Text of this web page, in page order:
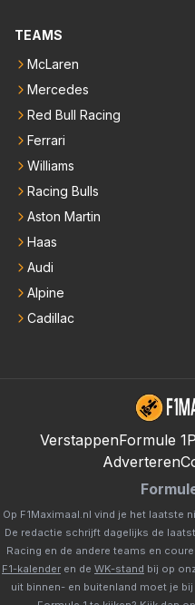
TEAMS
McLaren
Mercedes
Red Bull Racing
Ferrari
Williams
Racing Bulls
Aston Martin
Haas
Audi
Alpine
Cadillac
VerstappenFormule 1
Adverteren
Op F1Maximaal.nl vind je het laatste
De redactie schrijft dagelijks de
Racing en de andere teams en
F1-kalender en de WK-stand bij op
uit binnen- en buitenland moet je bij